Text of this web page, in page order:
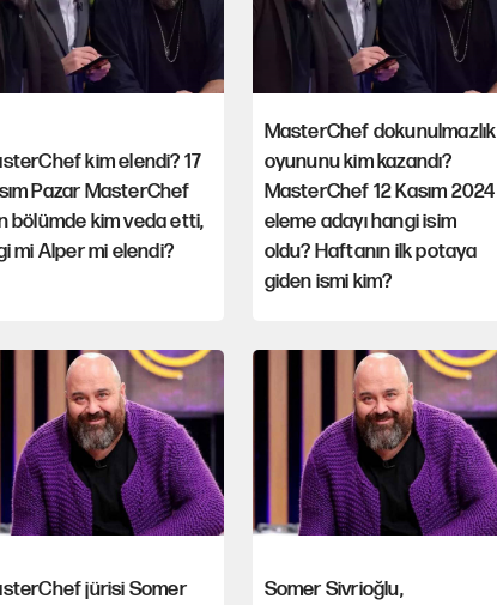
kim elendi? 17
Pazar MasterChef
bölümde kim veda etti,
mi Alper mi elendi?
MasterChef dokunulmazlık
oyununu kim kazandı?
MasterChef 12 Kasım 2024
eleme adayı hangi isim
oldu? Haftanın ilk potaya
giden ismi kim?
jürisi Somer
Somer Sivrioğlu,